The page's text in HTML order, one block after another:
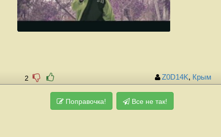
2 Z0D14K, Крым
Поправочка! Все не так!